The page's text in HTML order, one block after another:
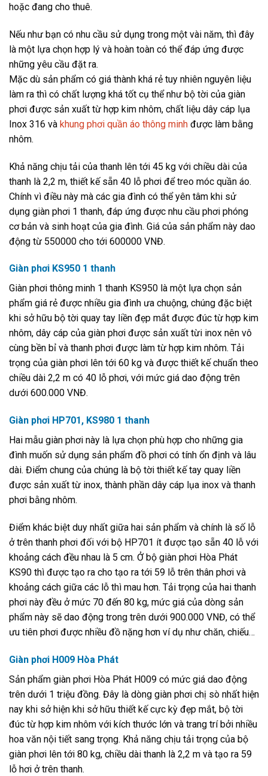
hoặc đang cho thuê.
Nếu như bạn có nhu cầu sử dụng trong một vài năm, thì đây
là một lựa chọn hợp lý và hoàn toàn có thể đáp ứng được
những yêu cầu đặt ra.
Mặc dù sản phẩm có giá thành khá rẻ tuy nhiên nguyên liệu
làm ra thì có chất lượng khá tốt cụ thể như bộ tời của giàn
phơi được sản xuất từ hợp kim nhôm, chất liệu dây cáp lụa
Inox 316 và khung phơi quần áo thông minh được làm bằng
nhôm.
Khả năng chịu tải của thanh lên tới 45 kg với chiều dài của
thanh là 2,2 m, thiết kế sẵn 40 lỗ phơi để treo móc quần áo.
Chính vì điều này mà các gia đình có thể yên tâm khi sử
dụng giàn phơi 1 thanh, đáp ứng được nhu cầu phơi phóng
cơ bản và sinh hoạt của gia đình. Giá của sản phẩm này dao
động từ 550000 cho tới 600000 VNĐ.
Giàn phơi KS950 1 thanh
Giàn phơi thông minh 1 thanh KS950 là một lựa chọn sản
phẩm giá rẻ được nhiều gia đình ưa chuộng, chúng đặc biệt
khi sở hữu bộ tời quay tay liền đẹp mắt được đúc từ hợp kim
nhôm, dây cáp của giàn phơi được sản xuất từi inox nên vô
cùng bền bỉ và thanh phơi được làm từ hợp kim nhôm. Tải
trọng của giàn phơi lên tới 60 kg và được thiết kế chuẩn theo
chiều dài 2,2 m có 40 lỗ phơi, với mức giá dao động trên
dưới 600.000 VNĐ.
Giàn phơi HP701, KS980 1 thanh
Hai mẫu giàn phơi này là lựa chọn phù hợp cho những gia
đình muốn sử dụng sản phẩm đồ phơi có tính ổn định và lâu
dài. Điểm chung của chúng là bộ tời thiết kế tay quay liền
được sản xuất từ inox, thành phần dây cáp lụa inox và thanh
phơi bằng nhôm.
Điểm khác biệt duy nhất giữa hai sản phẩm và chính là số lỗ
ở trên thanh phơi đối với bộ HP701 ít được tạo sẵn 40 lỗ với
khoảng cách đều nhau là 5 cm. Ở bộ giàn phơi Hòa Phát
KS90 thì được tạo ra cho tạo ra tới 59 lỗ trên thân phơi và
khoảng cách giữa các lỗ thì mau hơn. Tải trọng của hai thanh
phơi này đều ở mức 70 đến 80 kg, mức giá của dòng sản
phẩm này sẽ dao động trong trên dưới 900.000 VNĐ, có thể
ưu tiên phơi được nhiều đồ nặng hơn ví dụ như chăn, chiếu…
Giàn phơi H009 Hòa Phát
Sản phẩm giàn phơi Hòa Phát H009 có mức giá dao động
trên dưới 1 triệu đồng. Đây là dòng giàn phơi chị sò nhất hiện
nay khi sở hiện khi sở hữu thiết kế cực kỳ đẹp mắt, bộ tời
đúc từ hợp kim nhôm với kích thước lớn và trang trí bởi nhiều
hoa văn nội tiết sang trọng. Khả năng chịu tải trọng của bộ
giàn phơi lên tới 80 kg, chiều dài thanh là 2,2 m và tạo ra 59
lỗ hơi ở trên thanh.